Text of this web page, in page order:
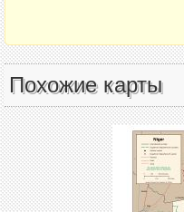
Похожие карты